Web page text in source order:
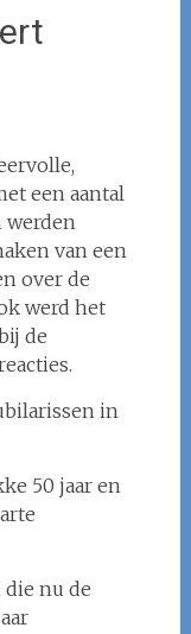
een aantal
werden
van een
over de
werd het
de
in
50 jaar en
nu de